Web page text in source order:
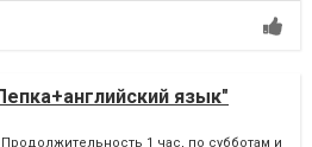
язык"
1 час, по субботам и